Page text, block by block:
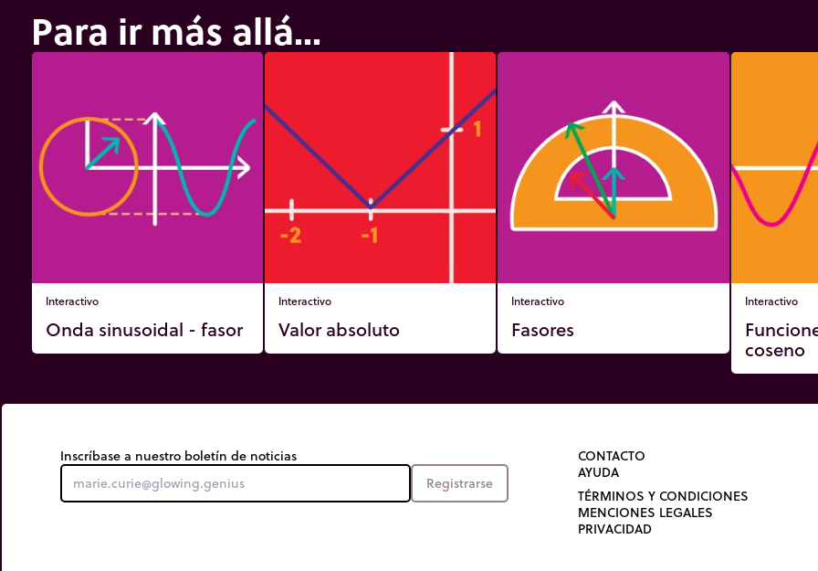
Para ir más allá...
Interactivo
Onda sinusoidal - fasor
Interactivo
Valor absoluto
Interactivo
Fasores
Interactivo
coseno
Inscríbase a nuestro boletín de noticias
Registrarse
CONTACTO
AYUDA
TÉRMINOS Y CONDICIONES
MENCIONES LEGALES
PRIVACIDAD